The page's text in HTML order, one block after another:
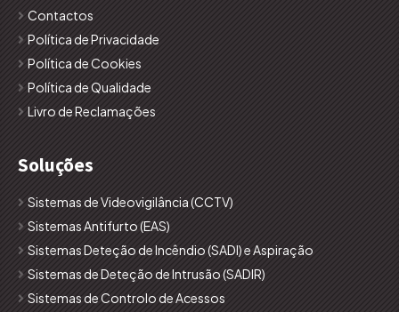
Contactos
Política de Privacidade
Política de Cookies
Política de Qualidade
Livro de Reclamações
Soluções
Sistemas de Videovigilância (CCTV)
Sistemas Antifurto (EAS)
Sistemas Deteção de Incêndio (SADI) e Aspiração
Sistemas de Deteção de Intrusão (SADIR)
Sistemas de Controlo de Acessos